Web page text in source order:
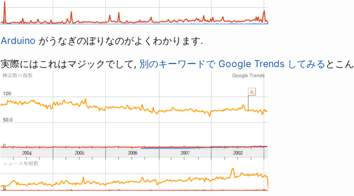
Arduino がうなぎのぼりなのがよくわかります.
実際にはこれはマジックでして, 別のキーワードで Google Trends してみる とこ